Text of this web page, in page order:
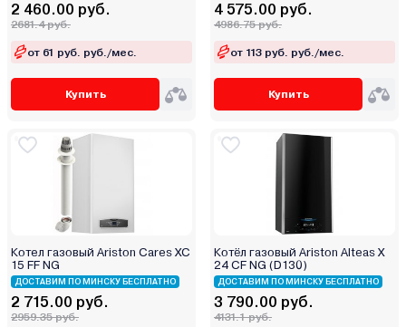
Immergas
Kentatsu
Kospel
Kotitonttu
Krats
Lemax
LTEC
METEOR Thermo
Midea
2 460.00 руб.
2681.4 руб.
от 61 руб. руб./мес.
Купить
4 575.00 руб.
4986.75 руб.
от 113 руб. руб./мес.
Купить
Котел газовый Ariston Cares XC
15 FF NG
ДОСТАВИМ ПО МИНСКУ БЕСПЛАТНО
2 715.00 руб.
2959.35 руб.
Котёл газовый Ariston Alteas X
24 CF NG (D130)
ДОСТАВИМ ПО МИНСКУ БЕСПЛАТНО
3 790.00 руб.
4131.1 руб.